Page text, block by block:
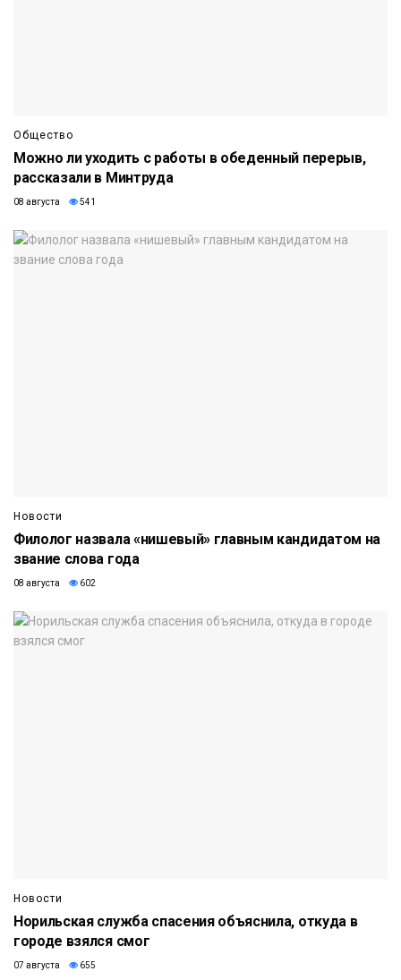
Общество
Можно ли уходить с работы в обеденный перерыв,
рассказали в Минтруда
08 августа 541
Новости
Филолог назвала «нишевый» главным кандидатом на
звание слова года
08 августа 602
Новости
Норильская служба спасения объяснила, откуда в
городе взялся смог
07 августа 655